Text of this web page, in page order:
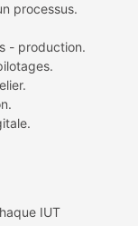
processus.
- production.
IUT